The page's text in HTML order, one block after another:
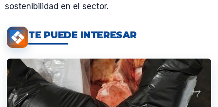
sostenibilidad en el sector.
TE PUEDE INTERESAR